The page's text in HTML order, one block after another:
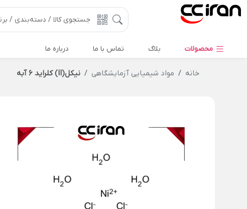
محصولات بلاگ تماس با ما درباره ما
خانه مواد شیمیایی آزمایشگاهی نیکل(II) کلراید 6 آبه